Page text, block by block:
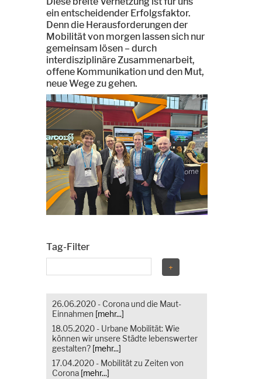
ein entscheidender Erfolgsfaktor.
Denn die Herausforderungen der
Mobilität von morgen lassen sich nur
gemeinsam lösen – durch
interdisziplinäre Zusammenarbeit,
offene Kommunikation und den Mut,
neue Wege zu gehen.
Tag-Filter
26.06.2020 - Corona und die Maut-
Einnahmen [mehr...]
18.05.2020 - Urbane Mobilität: Wie
können wir unsere Städte lebenswerter
gestalten? [mehr...]
17.04.2020 - Mobilität zu Zeiten von
Corona [mehr...]